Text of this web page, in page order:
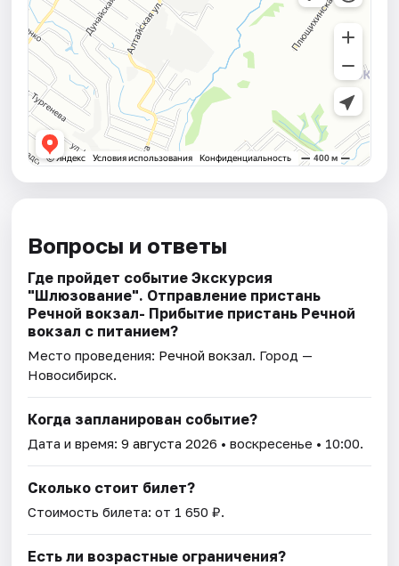
Вопросы и ответы
Где пройдет событие Экскурсия
"Шлюзование". Отправление пристань
Речной вокзал- Прибытие пристань Речной
вокзал с питанием?
Место проведения: Речной вокзал. Город —
Новосибирск.
Когда запланирован событие?
Дата и время:9 августа 2026 • воскресенье • 10:00.
Сколько стоит билет?
Стоимость билета: от 1 650 ₽.
Есть ли возрастные ограничения?